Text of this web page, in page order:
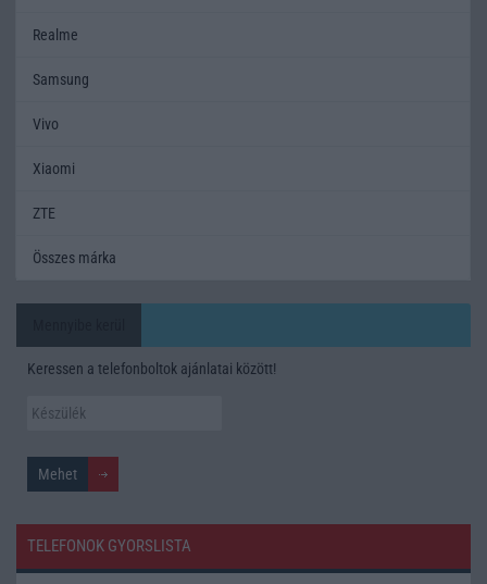
Realme
Samsung
Vivo
Xiaomi
ZTE
Összes márka
Keressen a telefonboltok ajánlatai között!
TELEFONOK GYORSLISTA